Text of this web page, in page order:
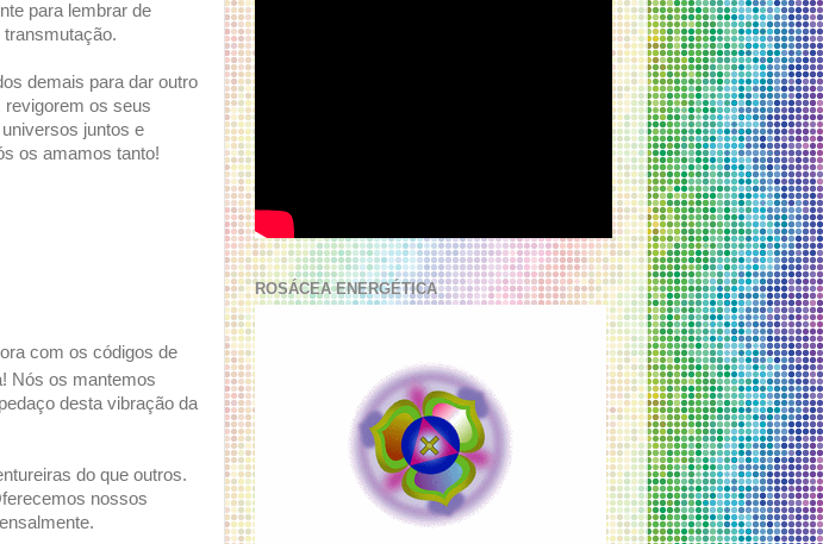
para lembrar de
demais para dar outro
revigorem os seus
juntos e
os amamos tanto!
com os códigos de
Nós os mantemos
desta vibração da
do que outros.
nossos
ROSÁCEA ENERGÉTICA